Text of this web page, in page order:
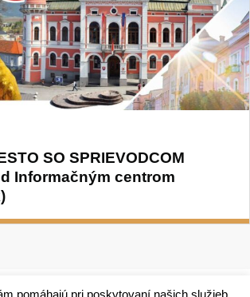
SO SPRIEVODCOM
Informačným centrom
pomáhajú pri poskytovaní našich služieb.